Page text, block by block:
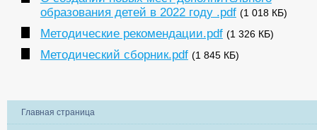
образования детей в 2022 году .pdf (1 018 КБ)
Методические рекомендации.pdf (1 326 КБ)
Методический сборник.pdf (1 845 КБ)
Главная страница